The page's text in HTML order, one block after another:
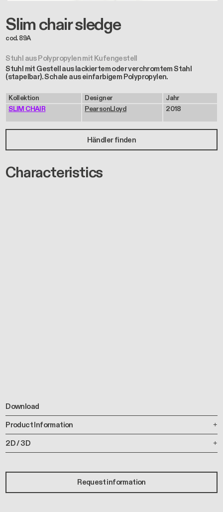
Slim chair sledge
cod. 89A
Stuhl aus Polypropylen mit Kufengestell
Stuhl mit Gestell aus lackiertem oder verchromtem Stahl
(stapelbar). Schale aus einfarbigem Polypropylen.
Kollektion
SLIM CHAIR
Designer
PearsonLloyd
Jahr
2018
Händler finden
Characteristics
Download
Product Information
2D / 3D
Request information